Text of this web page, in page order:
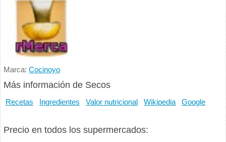
Marca:Cocinoyo
Más información de Secos
Recetas Ingredientes Valor nutricional Wikipedia Google
Precio en todos los supermercados: